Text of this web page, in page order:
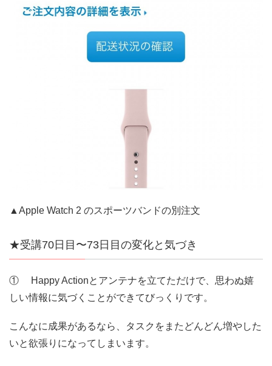
▲Apple Watch 2 のスポーツバンドの別注文
★受講70日目〜73日目の変化と気づき
① Happy Actionとアンテナを立てただけで、思わぬ嬉
しい情報に気づくことができてびっくりです。
こんなに成果があるなら、タスクをまたどんどん増やした
いと欲張りになってしまいます。